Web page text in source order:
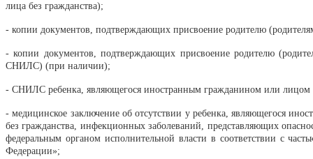
лица без гражданства);
- копии документов, подтверждающих присвоение родителю
- копии документов, подтверждающих присвоение родителю
СНИЛС) (при наличии);
- СНИЛС ребенка, являющегося иностранным гражданином или лицом
- медицинское заключение об отсутствии у ребенка, являющегося
без гражданства, инфекционных заболеваний, представляющих
федеральным органом исполнительной власти в соответствии с
Федерации»;